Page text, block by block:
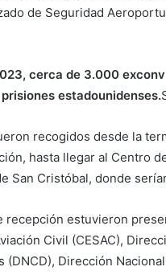
e
t
n
i
c
de Seguridad
cerca de 3.000
estadounidenses.
recogidos desde la
hasta llegar al Centro
San Cristóbal, donde
recepción estuvieron
Civil (CESAC),
(DNCD), Dirección